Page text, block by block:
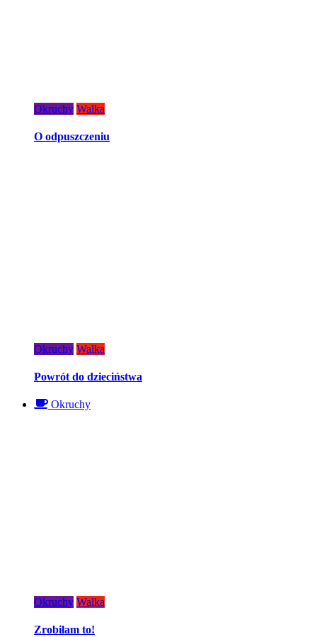
Okruchy Walka
O odpuszczeniu
Okruchy Walka
Powrót do dzieciństwa
Okruchy
Okruchy Walka
Zrobiłam to!